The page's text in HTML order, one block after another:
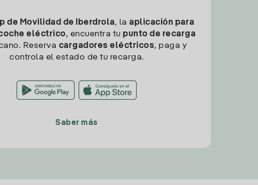
de Movilidad de Iberdrola, la aplicación para
eléctrico, encuentra tu punto de recarga
Reserva cargadores eléctricos, paga y
controla el estado de tu recarga.
Saber más